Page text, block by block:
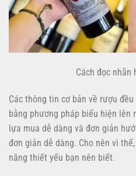
Cách đọc nhãn
Các thông tin cơ bản về rượu
bằng phương pháp biểu hiện lên
lựa mua dễ dàng và đơn giản
đơn giản dễ dàng. Cho nên vì
năng thiết yếu bạn nên biết.